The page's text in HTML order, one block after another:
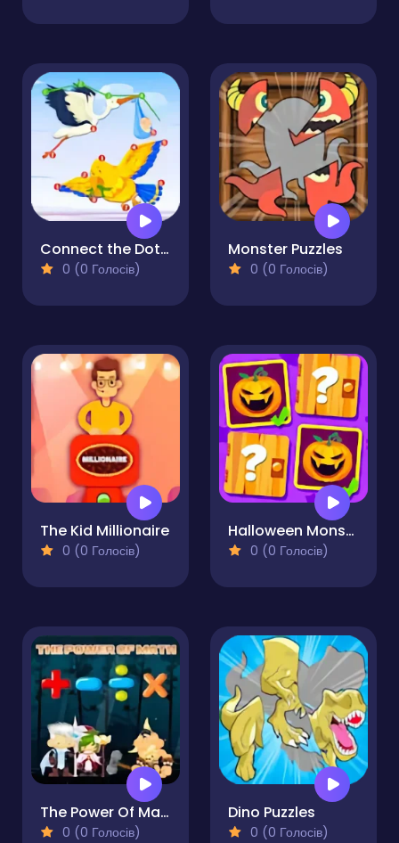
Connect the Dots Plus
0 (0 Голосів)
Monster Puzzles
0 (0 Голосів)
The Kid Millionaire
0 (0 Голосів)
Halloween Monsters Match
0 (0 Голосів)
The Power Of Math
0 (0 Голосів)
Dino Puzzles
0 (0 Голосів)